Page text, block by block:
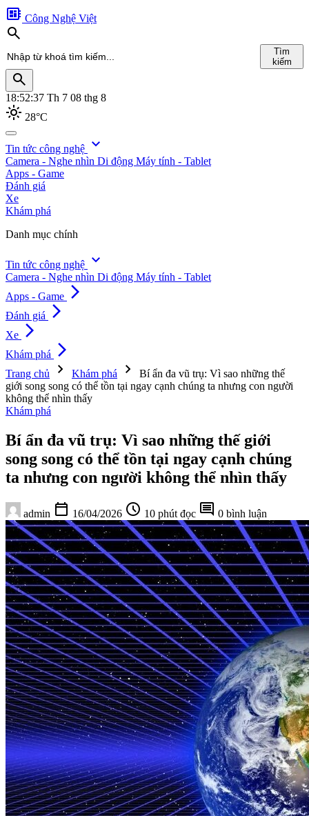
developer_board Công Nghệ Việt
search
Tìm
kiếm
search
18:52:38 Th 7 08 thg 8
light_mode 28°C
search
Tin tức công nghệ expand_more
Camera - Nghe nhìn Di động Máy tính - Tablet
Apps - Game
Đánh giá
Xe
Khám phá
Danh mục chính
Tin tức công nghệ expand_more
Camera - Nghe nhìn Di động Máy tính - Tablet
Apps - Game arrow_forward_ios
Đánh giá arrow_forward_ios
Xe arrow_forward_ios
Khám phá arrow_forward_ios
Trang chủ chevron_right Khám phá chevron_right
Bí ẩn đa vũ trụ: Vì sao những thế
giới song song có thể tồn tại ngay cạnh chúng ta nhưng con người
không thể nhìn thấy
Khám phá
Bí ẩn đa vũ trụ: Vì sao những thế giới
song song có thể tồn tại ngay cạnh chúng
ta nhưng con người không thể nhìn thấy
admin calendar_today 16/04/2026 schedule 10 phút đọc comment 0 bình luận